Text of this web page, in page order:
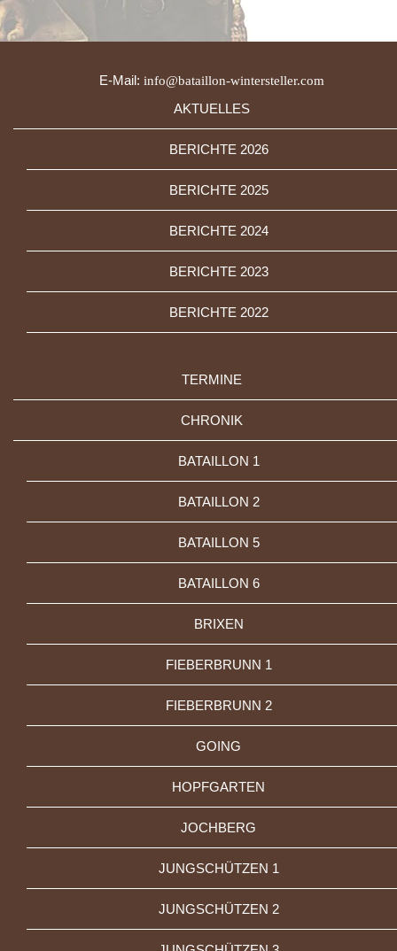
E-Mail: info@bataillon-wintersteller.com
AKTUELLES
BERICHTE 2026
BERICHTE 2025
BERICHTE 2024
BERICHTE 2023
BERICHTE 2022
TERMINE
CHRONIK
BATAILLON 1
BATAILLON 2
BATAILLON 5
BATAILLON 6
BRIXEN
FIEBERBRUNN 1
FIEBERBRUNN 2
GOING
HOPFGARTEN
JOCHBERG
JUNGSCHÜTZEN 1
JUNGSCHÜTZEN 2